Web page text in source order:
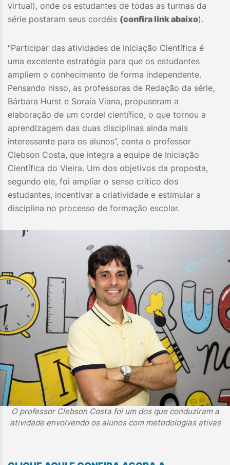
virtual), onde os estudantes de todas as turmas da
série postaram seus cordéis (confira link abaixo).
“Participar das atividades de Iniciação Científica é
uma excelente estratégia para que os estudantes
ampliem o conhecimento de forma independente.
Pensando nisso, as professoras de Redação da série,
Bárbara Hurst e Soraia Viana, propuseram a
elaboração de um cordel científico, o que tornou a
aprendizagem das duas disciplinas ainda mais
interessante para os alunos”, conta o professor
Clebson Costa, que integra a equipe de Iniciação
Científica do Vieira. Um dos objetivos da proposta,
segundo ele, foi ampliar o senso crítico dos
estudantes, incentivar a criatividade e estimular a
disciplina no processo de formação escolar.
O professor Clebson Costa foi um dos que conduziram a
atividade envolvendo os alunos com metodologias ativas